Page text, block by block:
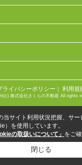
ライバシーポリシー ｜ 利用規
株式会社さくらの不動産 All rights
当サイト利用状況把握、サー
）を使用しています。
の取扱いについて」 をご
閉じる